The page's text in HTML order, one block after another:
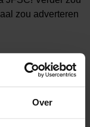
Over
zou adverteren
de dansers in een
Joeri. “Dansen
trots op onze